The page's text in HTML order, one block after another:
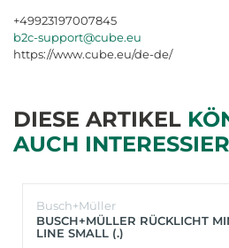
+49923197007845
b2c-support@cube.eu
https://www.cube.eu/de-de/
DIESE ARTIKEL
AUCH
Busch+Müller
BUSCH+MÜLLER RÜCKLICHT
LINE SMALL (.)